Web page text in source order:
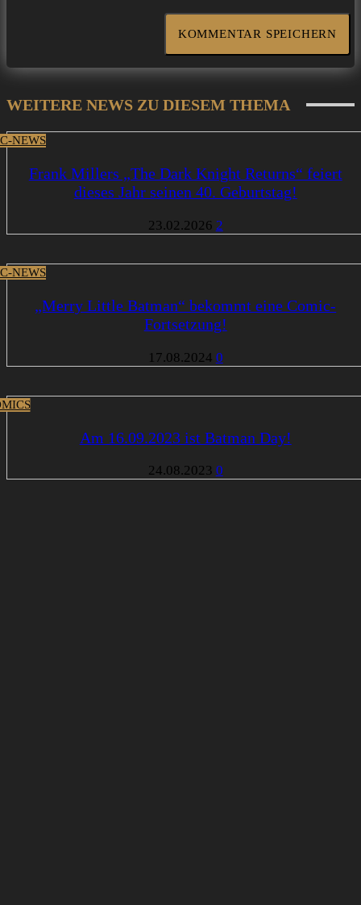
WEITERE NEWS ZU DIESEM THEMA
NEWS
Frank Millers „The Dark Knight Returns“ feiert
dieses Jahr seinen 40. Geburtstag!
23.02.2026 2
NEWS
„Merry Little Batman“ bekommt eine Comic-
Fortsetzung!
17.08.2024 0
Am 16.09.2023 ist Batman Day!
24.08.2023 0